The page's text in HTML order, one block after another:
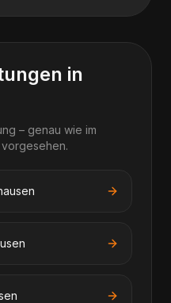
in
– genau wie im